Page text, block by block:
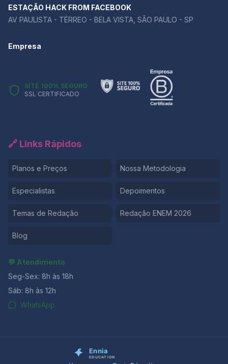
ESTAÇÃO HACK FROM FACEBOOK
AV PAULISTA - TÉRREO - BELA VISTA, SÃO PAULO - SP
Empresa
SITE 100% SEGURO
SSL CERTIFICADO
🔗 Links Rápidos
Planos e Preços Nossa Metodologia
Especialistas Depoimentos
Temas de Redação Redação ENEM 2026
Blog
💬 Atendimento
Seg-Sex: 8h às 18h
Sáb: 8h às 12h
WhatsApp